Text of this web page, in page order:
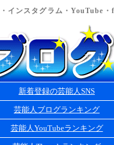
インスタグラム・YouTube
新着登録の芸能人SNS
芸能人ブログランキング
芸能人YouTubeランキング